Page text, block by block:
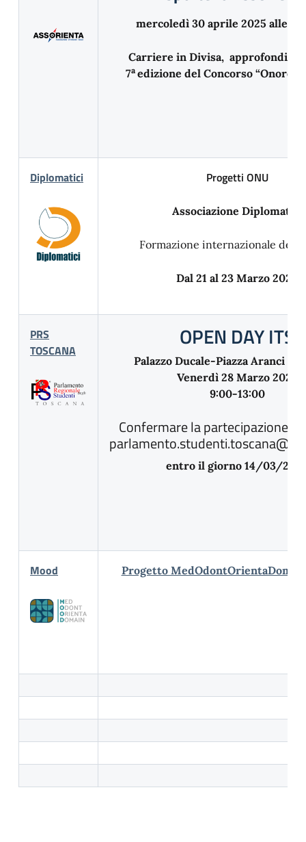
mercoledì 30 aprile 2025 alle
Carriere in Divisa,
7a edizione del Concorso “Onore
Diplomatici Progetti ONU
Associazione Diplomatici
Formazione internazionale dei
Dal 21 al 23 Marzo 2025
PRS
TOSCANA
OPEN DAY ITS
Palazzo Ducale-Piazza Aranci
Venerdì 28 Marzo 2025
9:00-13:00
Confermare la partecipazione
entro il giorno 14/03/
Mood Progetto